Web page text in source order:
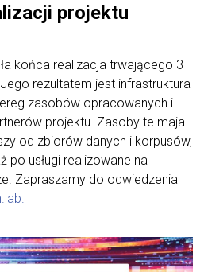
projektu
końca realizacja trwającego 3
rezultatem jest infrastruktura
zasobów opracowanych i
projektu. Zasoby te maja
od zbiorów danych i korpusów,
po usługi realizowane na
Zapraszamy do odwiedzenia